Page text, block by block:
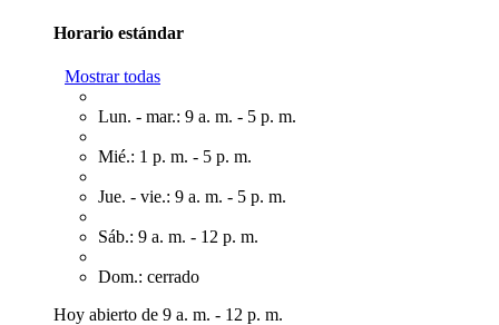
Horario estándar
Mostrar todas
Lun. - mar.: 9 a. m. - 5 p. m.
Mié.: 1 p. m. - 5 p. m.
Jue. - vie.: 9 a. m. - 5 p. m.
Sáb.: 9 a. m. - 12 p. m.
Dom.: cerrado
Hoy abierto de 9 a. m. - 12 p. m.